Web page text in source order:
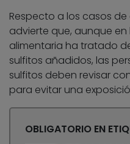
Respecto a los casos
advierte que, aunque
alimentaria ha tratado
sulfitos añadidos, las
sulfitos deben revisar
para evitar una
OBLIGATORIO EN